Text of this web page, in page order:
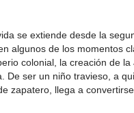
se extiende desde la
algunos de los momentos
colonial, la creación de la
De ser un niño travieso, a
zapatero, llega a